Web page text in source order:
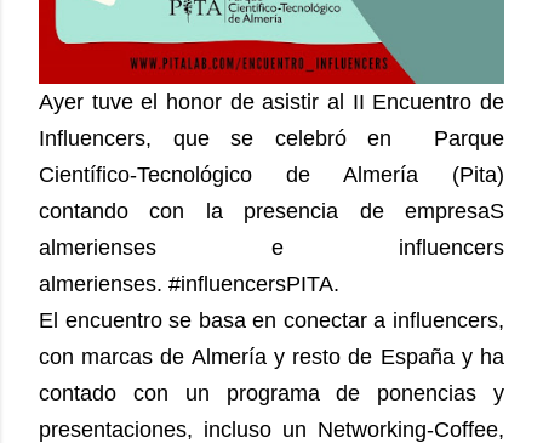
Ayer tuve el honor de asistir al II Encuentro de
Influencers, que se celebró en Parque
Científico-Tecnológico de Almería (Pita)
contando con la presencia de empresaS
almerienses e influencers
almerienses. #influencersPITA.
El encuentro se basa en conectar a influencers,
con marcas de Almería y resto de España y ha
contado con un programa de ponencias y
presentaciones, incluso un Networking-Coffee,